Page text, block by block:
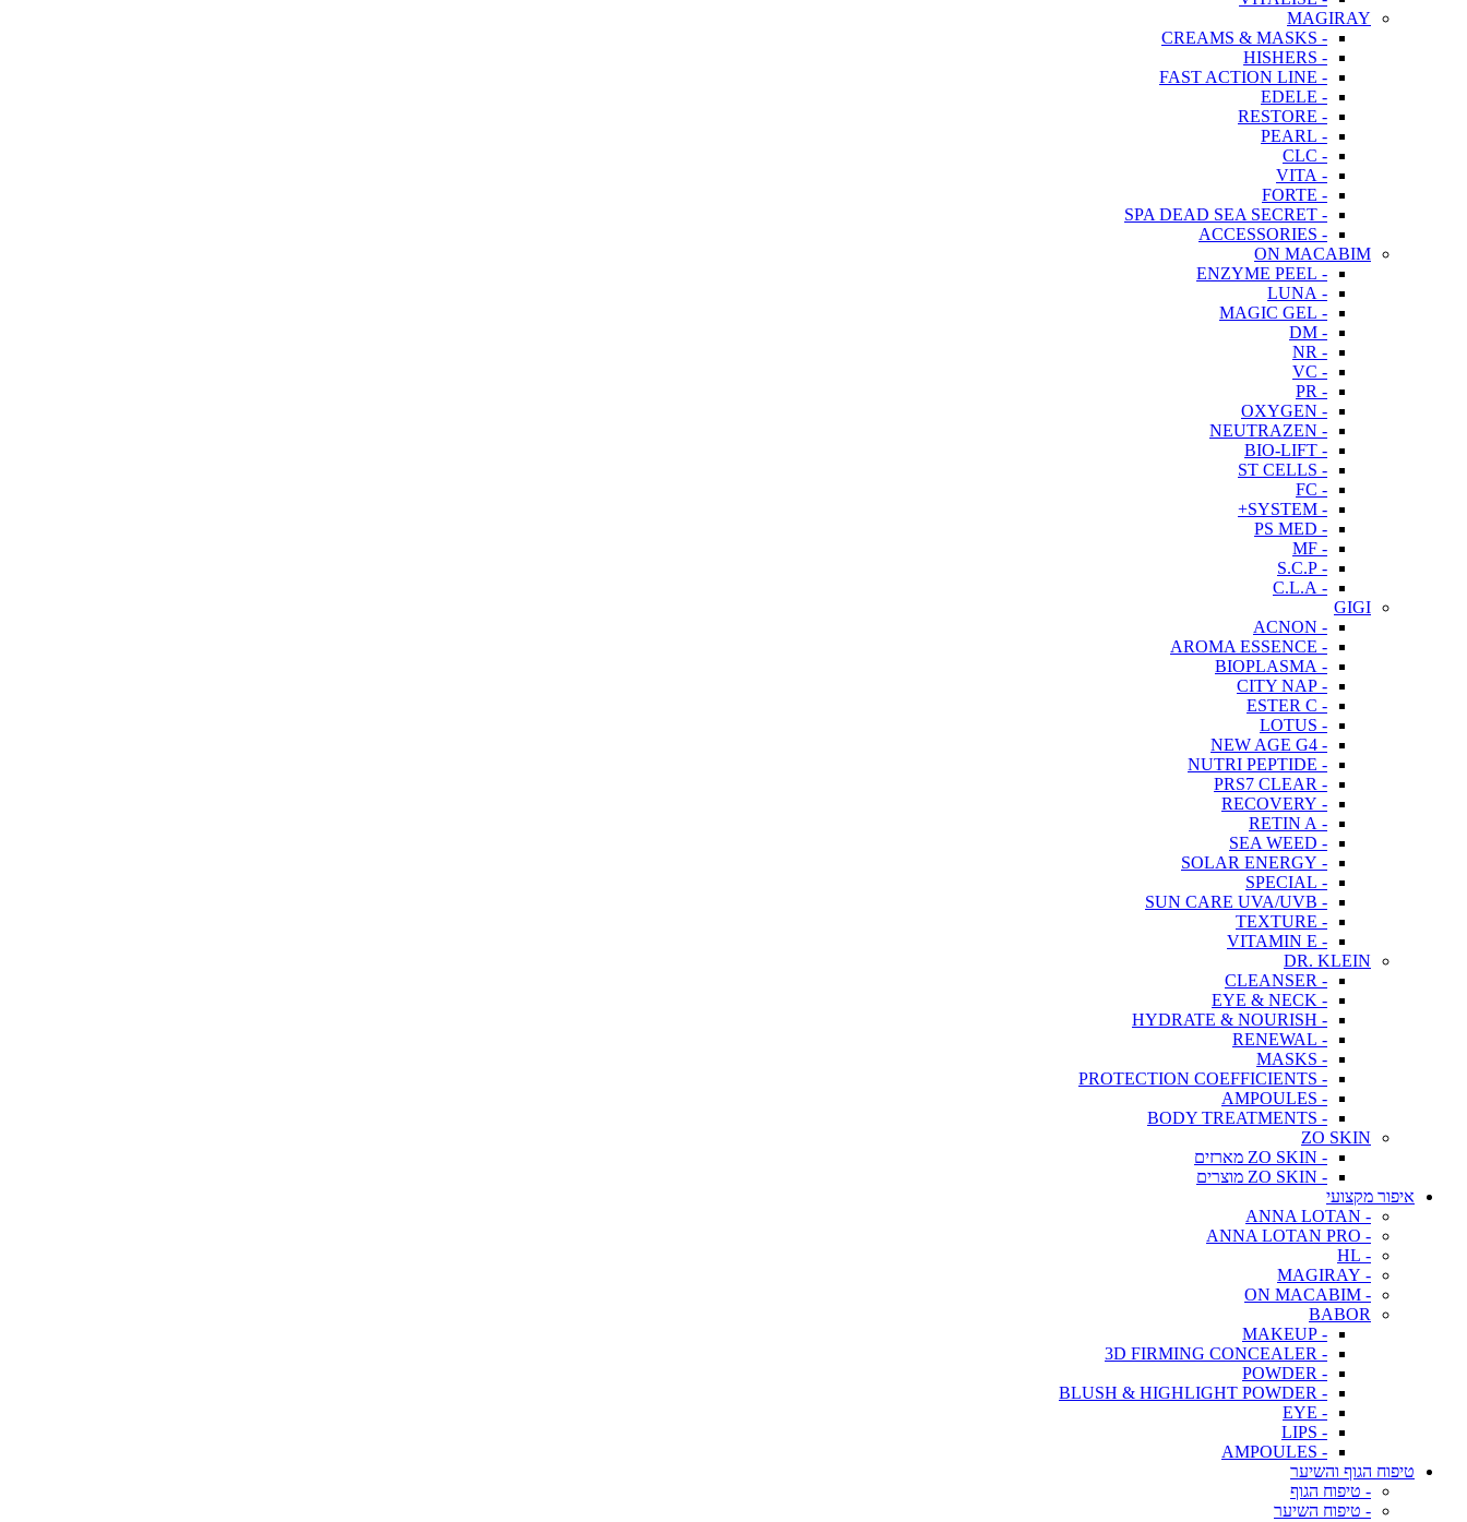
MAGIRAY
- CREAMS & MASKS
- HISHERS
- FAST ACTION LINE
- EDELE
- RESTORE
- PEARL
- CLC
- VITA
- FORTE
- SPA DEAD SEA SECRET
- ACCESSORIES
ON MACABIM
- ENZYME PEEL
- LUNA
- MAGIC GEL
- DM
- NR
- VC
- PR
- OXYGEN
- NEUTRAZEN
- BIO-LIFT
- ST CELLS
- FC
- SYSTEM+
- PS MED
- MF
- S.C.P
- C.L.A
GIGI
- ACNON
- AROMA ESSENCE
- BIOPLASMA
- CITY NAP
- ESTER C
- LOTUS
- NEW AGE G4
- NUTRI PEPTIDE
- PRS7 CLEAR
- RECOVERY
- RETIN A
- SEA WEED
- SOLAR ENERGY
- SPECIAL
- SUN CARE UVA/UVB
- TEXTURE
- VITAMIN E
DR. KLEIN
- CLEANSER
- EYE & NECK
- HYDRATE & NOURISH
- RENEWAL
- MASKS
- PROTECTION COEFFICIENTS
- AMPOULES
- BODY TREATMENTS
ZO SKIN
- ZO SKIN מארזים
- ZO SKIN מוצרים
איפור מקצועי
- ANNA LOTAN
- ANNA LOTAN PRO
- HL
- MAGIRAY
- ON MACABIM
BABOR
- MAKEUP
- 3D FIRMING CONCEALER
- POWDER
- BLUSH & HIGHLIGHT POWDER
- EYE
- LIPS
- AMPOULES
טיפוח הגוף והשיער
- טיפוח הגוף
- טיפוח השיער